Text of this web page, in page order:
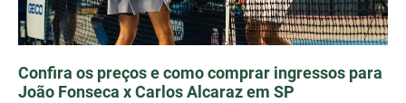
Confira os preços e como comprar ingressos para
João Fonseca x Carlos Alcaraz em SP